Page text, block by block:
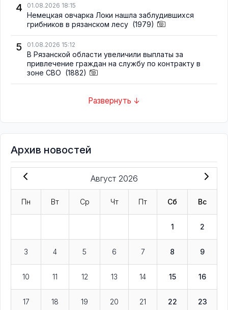
4 01.08.2026 18:15
Немецкая овчарка Локи нашла заблудившихся
грибников в рязанском лесу (1979)
5 01.08.2026 15:12
В Рязанской области увеличили выплаты за
привлечение граждан на службу по контракту в
зоне СВО (1882)
Развернуть ↓
Архив новостей
Август 2026
Пн Вт Ср Чт Пт Сб Вс
1 2
3 4 5 6 7 8 9
10 11 12 13 14 15 16
17 18 19 20 21 22 23